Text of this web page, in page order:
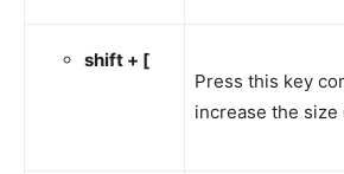
shift + [
Press this key
increase the size